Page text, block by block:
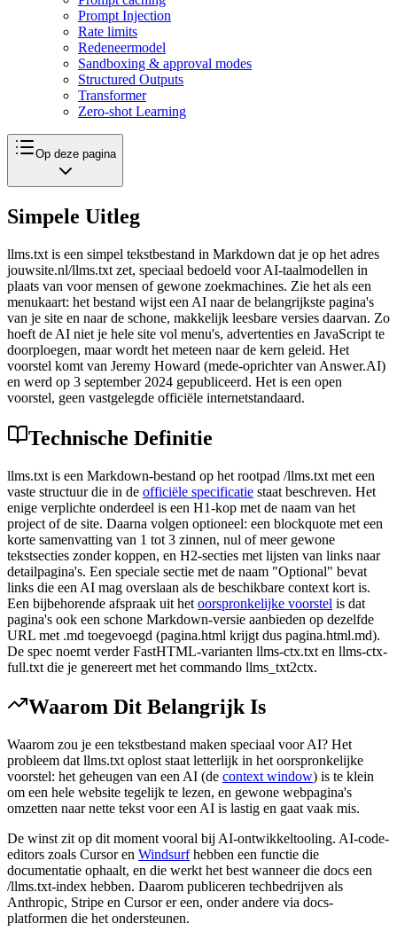
Prompt Injection
Rate limits
Redeneermodel
Sandboxing & approval modes
Structured Outputs
Transformer
Zero-shot Learning
Op deze pagina
Simpele Uitleg
llms.txt is een simpel tekstbestand in Markdown dat je op het adres
jouwsite.nl/llms.txt zet, speciaal bedoeld voor AI-taalmodellen in
plaats van voor mensen of gewone zoekmachines. Zie het als een
menukaart: het bestand wijst een AI naar de belangrijkste pagina's
van je site en naar de schone, makkelijk leesbare versies daarvan. Zo
hoeft de AI niet je hele site vol menu's, advertenties en JavaScript te
doorploegen, maar wordt het meteen naar de kern geleid. Het
voorstel komt van Jeremy Howard (mede-oprichter van Answer.AI)
en werd op 3 september 2024 gepubliceerd. Het is een open
voorstel, geen vastgelegde officiële internetstandaard.
Technische Definitie
llms.txt is een Markdown-bestand op het rootpad /llms.txt met een
vaste structuur die in de officiële specificatie staat beschreven. Het
enige verplichte onderdeel is een H1-kop met de naam van het
project of de site. Daarna volgen optioneel: een blockquote met een
korte samenvatting van 1 tot 3 zinnen, nul of meer gewone
tekstsecties zonder koppen, en H2-secties met lijsten van links naar
detailpagina's. Een speciale sectie met de naam "Optional" bevat
links die een AI mag overslaan als de beschikbare context kort is.
Een bijbehorende afspraak uit het oorspronkelijke voorstel is dat
pagina's ook een schone Markdown-versie aanbieden op dezelfde
URL met .md toegevoegd (pagina.html krijgt dus pagina.html.md).
De spec noemt verder FastHTML-varianten llms-ctx.txt en llms-ctx-
full.txt die je genereert met het commando llms_txt2ctx.
Waarom Dit Belangrijk Is
Waarom zou je een tekstbestand maken speciaal voor AI? Het
probleem dat llms.txt oplost staat letterlijk in het oorspronkelijke
voorstel: het geheugen van een AI (de context window) is te klein
om een hele website tegelijk te lezen, en gewone webpagina's
omzetten naar nette tekst voor een AI is lastig en gaat vaak mis.
De winst zit op dit moment vooral bij AI-ontwikkeltooling. AI-code-
editors zoals Cursor en Windsurfhebben een functie die
documentatie ophaalt, en die werkt het best wanneer die docs een
/llms.txt-index hebben. Daarom publiceren techbedrijven als
Anthropic, Stripe en Cursor er een, onder andere via docs-
platformen die het ondersteunen.